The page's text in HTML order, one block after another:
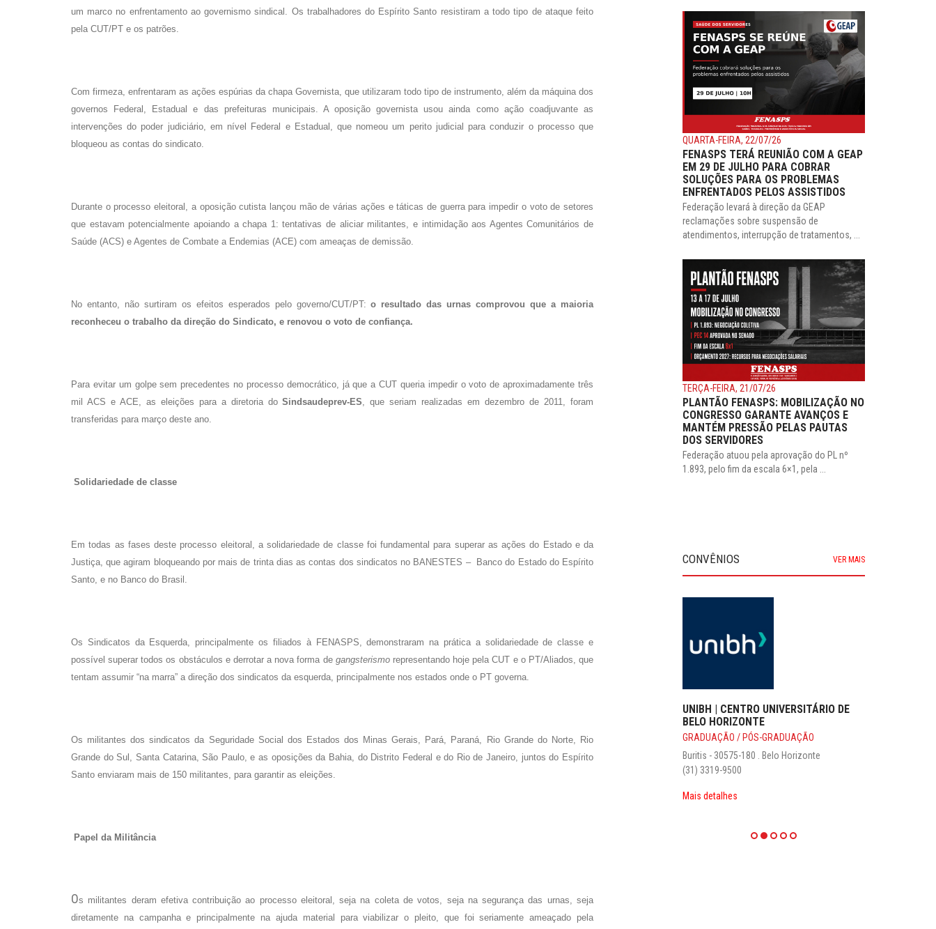
um marco no enfrentamento ao governismo sindical. Os trabalhadores do Espírito Santo resistiram a todo tipo de ataque feito
pela CUT/PT e os patrões.
Com firmeza, enfrentaram as ações espúrias da chapa Governista, que utilizaram todo tipo de instrumento, além da máquina dos
governos Federal, Estadual e das prefeituras municipais. A oposição governista usou ainda como ação coadjuvante as
intervenções do poder judiciário, em nível Federal e Estadual, que nomeou um perito judicial para conduzir o processo que
bloqueou as contas do sindicato.
Durante o processo eleitoral, a oposição cutista lançou mão de várias ações e táticas de guerra para impedir o voto de setores
que estavam potencialmente apoiando a chapa 1: tentativas de aliciar militantes, e intimidação aos Agentes Comunitários de
Saúde (ACS) e Agentes de Combate a Endemias (ACE) com ameaças de demissão.
No entanto, não surtiram os efeitos esperados pelo governo/CUT/PT: o resultado das urnas comprovou que a maioria
reconheceu o trabalho da direção do Sindicato, e renovou o voto de confiança.
Para evitar um golpe sem precedentes no processo democrático, já que a CUT queria impedir o voto de aproximadamente três
mil ACS e ACE, as eleições para a diretoria doSindsaudeprev-ES, que seriam realizadas em dezembro de 2011, foram
transferidas para março deste ano.
Solidariedade de classe
Em todas as fases deste processo eleitoral, a solidariedade de classe foi fundamental para superar as ações do Estado e da
Justiça, que agiram bloqueando por mais de trinta dias as contas dos sindicatos no BANESTES – Banco do Estado do Espírito
Santo, e no Banco do Brasil.
Os Sindicatos da Esquerda, principalmente os filiados à FENASPS, demonstraram na prática a solidariedade de classe e
possível superar todos os obstáculos e derrotar a nova forma de gangsterismorepresentando hoje pela CUT e o PT/Aliados, que
tentam assumir “na marra” a direção dos sindicatos da esquerda, principalmente nos estados onde o PT governa.
Os militantes dos sindicatos da Seguridade Social dos Estados dos Minas Gerais, Pará, Paraná, Rio Grande do Norte, Rio
Grande do Sul, Santa Catarina, São Paulo, e as oposições da Bahia, do Distrito Federal e do Rio de Janeiro, juntos do Espírito
Santo enviaram mais de 150 militantes, para garantir as eleições.
Papel da Militância
Os militantes deram efetiva contribuição ao processo eleitoral, seja na coleta de votos, seja na segurança das urnas, seja
diretamente na campanha e principalmente na ajuda material para viabilizar o pleito, que foi seriamente ameaçado pela
QUARTA-FEIRA, 22/07/26
FENASPS TERÁ REUNIÃO COM A GEAP
EM 29 DE JULHO PARA COBRAR
SOLUÇÕES PARA OS PROBLEMAS
ENFRENTADOS PELOS ASSISTIDOS
Federação levará à direção da GEAP
reclamações sobre suspensão de
atendimentos, interrupção de tratamentos, ...
TERÇA-FEIRA, 21/07/26
PLANTÃO FENASPS: MOBILIZAÇÃO NO
CONGRESSO GARANTE AVANÇOS E
MANTÉM PRESSÃO PELAS PAUTAS
DOS SERVIDORES
Federação atuou pela aprovação do PL nº
1.893, pelo fim da escala 6×1, pela ...
CONVÊNIOS VER MAIS
UNIBH | CENTRO UNIVERSITÁRIO DE
BELO HORIZONTE
GRADUAÇÃO / PÓS-GRADUAÇÃO
Buritis - 30575-180 . Belo Horizonte
(31) 3319-9500
Mais detalhes